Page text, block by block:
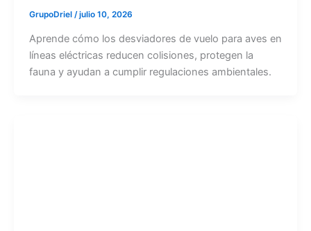
GrupoDriel /julio 10, 2026
Aprende cómo los desviadores de vuelo para aves en
líneas eléctricas reducen colisiones, protegen la
fauna y ayudan a cumplir regulaciones ambientales.